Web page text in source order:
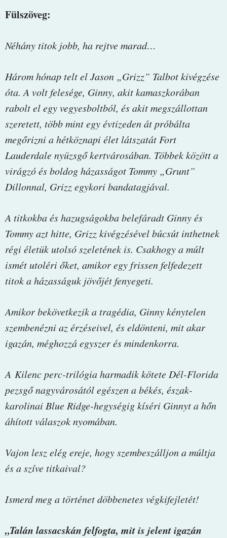
Fülszöveg:
Néhány ​titok jobb, ha rejtve marad…
Három hónap telt el Jason „Grizz” Talbot kivégzése
óta. A volt felesége, Ginny, akit kamaszkorában
rabolt el egy vegyesboltból, és akit megszállottan
szeretett, több mint egy évtizeden át próbálta
megőrizni a hétköznapi élet látszatát Fort
Lauderdale nyüzsgő kertvárosában. Többek között a
virágzó és boldog házasságot Tommy „Grunt”
Dillonnal, Grizz egykori bandatagjával.
A titkokba és hazugságokba belefáradt Ginny és
Tommy azt hitte, Grizz kivégzésével búcsút inthetnek
régi életük utolsó szeletének is. Csakhogy a múlt
ismét utoléri őket, amikor egy frissen felfedezett
titok a házasságuk jövőjét fenyegeti.
Amikor bekövetkezik a tragédia, Ginny kénytelen
szembenézni az érzéseivel, és eldönteni, mit akar
igazán, méghozzá egyszer és mindenkorra.
A Kilenc perc-trilógia harmadik kötete Dél-Florida
pezsgő nagyvárosától egészen a békés, észak-
karolinai Blue Ridge-hegységig kíséri Ginnyt a hőn
áhított válaszok nyomában.
Vajon lesz elég ereje, hogy szembeszálljon a múltja
és a szíve titkaival?
Ismerd meg a történet döbbenetes végkifejletét!
„Talán lassacskán felfogta, mit is jelent igazán